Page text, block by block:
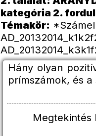
kategória 2.
Témakör:
Hány olyan
prímszámok, és